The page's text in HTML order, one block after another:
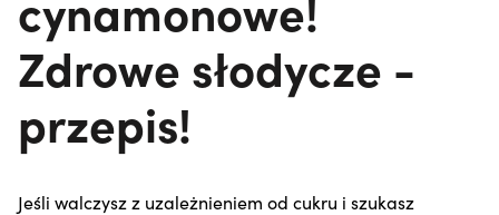
Zdrowe słodycze -
przepis!
Jeśli walczysz z uzależnieniem od cukru i szukasz